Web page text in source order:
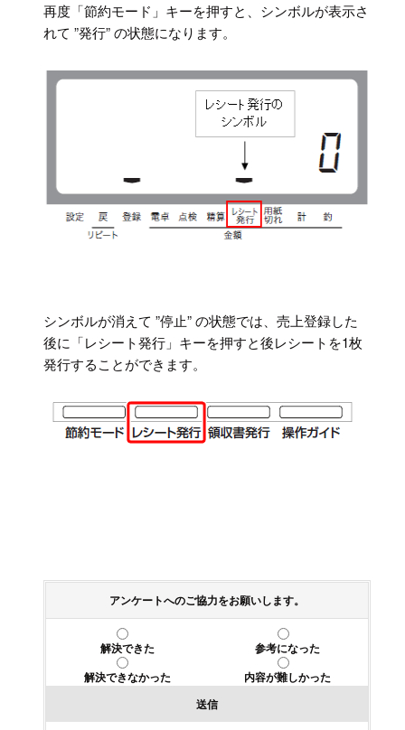
再度「節約モード」キーを押すと、シンボルが表示さ
れて ”発行” の状態になります。
シンボルが消えて ”停止” の状態では、売上登録した
後に「レシート発行」キーを押すと後レシートを1枚
発行することができます。
アンケートへのご協力をお願いします。
解決できた
参考になった
解決できなかった
内容が難しかった
送信